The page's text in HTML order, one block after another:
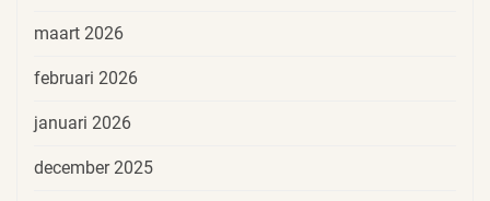
maart 2026
februari 2026
januari 2026
december 2025